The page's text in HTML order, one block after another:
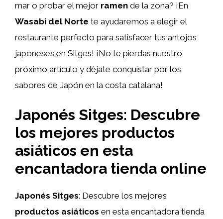
mar o probar el mejor ramen de la zona? ¡En
Wasabi del Norte te ayudaremos a elegir el
restaurante perfecto para satisfacer tus antojos
japoneses en Sitges! ¡No te pierdas nuestro
próximo artículo y déjate conquistar por los
sabores de Japón en la costa catalana!
Japonés Sitges: Descubre
los mejores productos
asiáticos en esta
encantadora tienda online
Japonés Sitges: Descubre los mejores
productos asiáticos en esta encantadora tienda